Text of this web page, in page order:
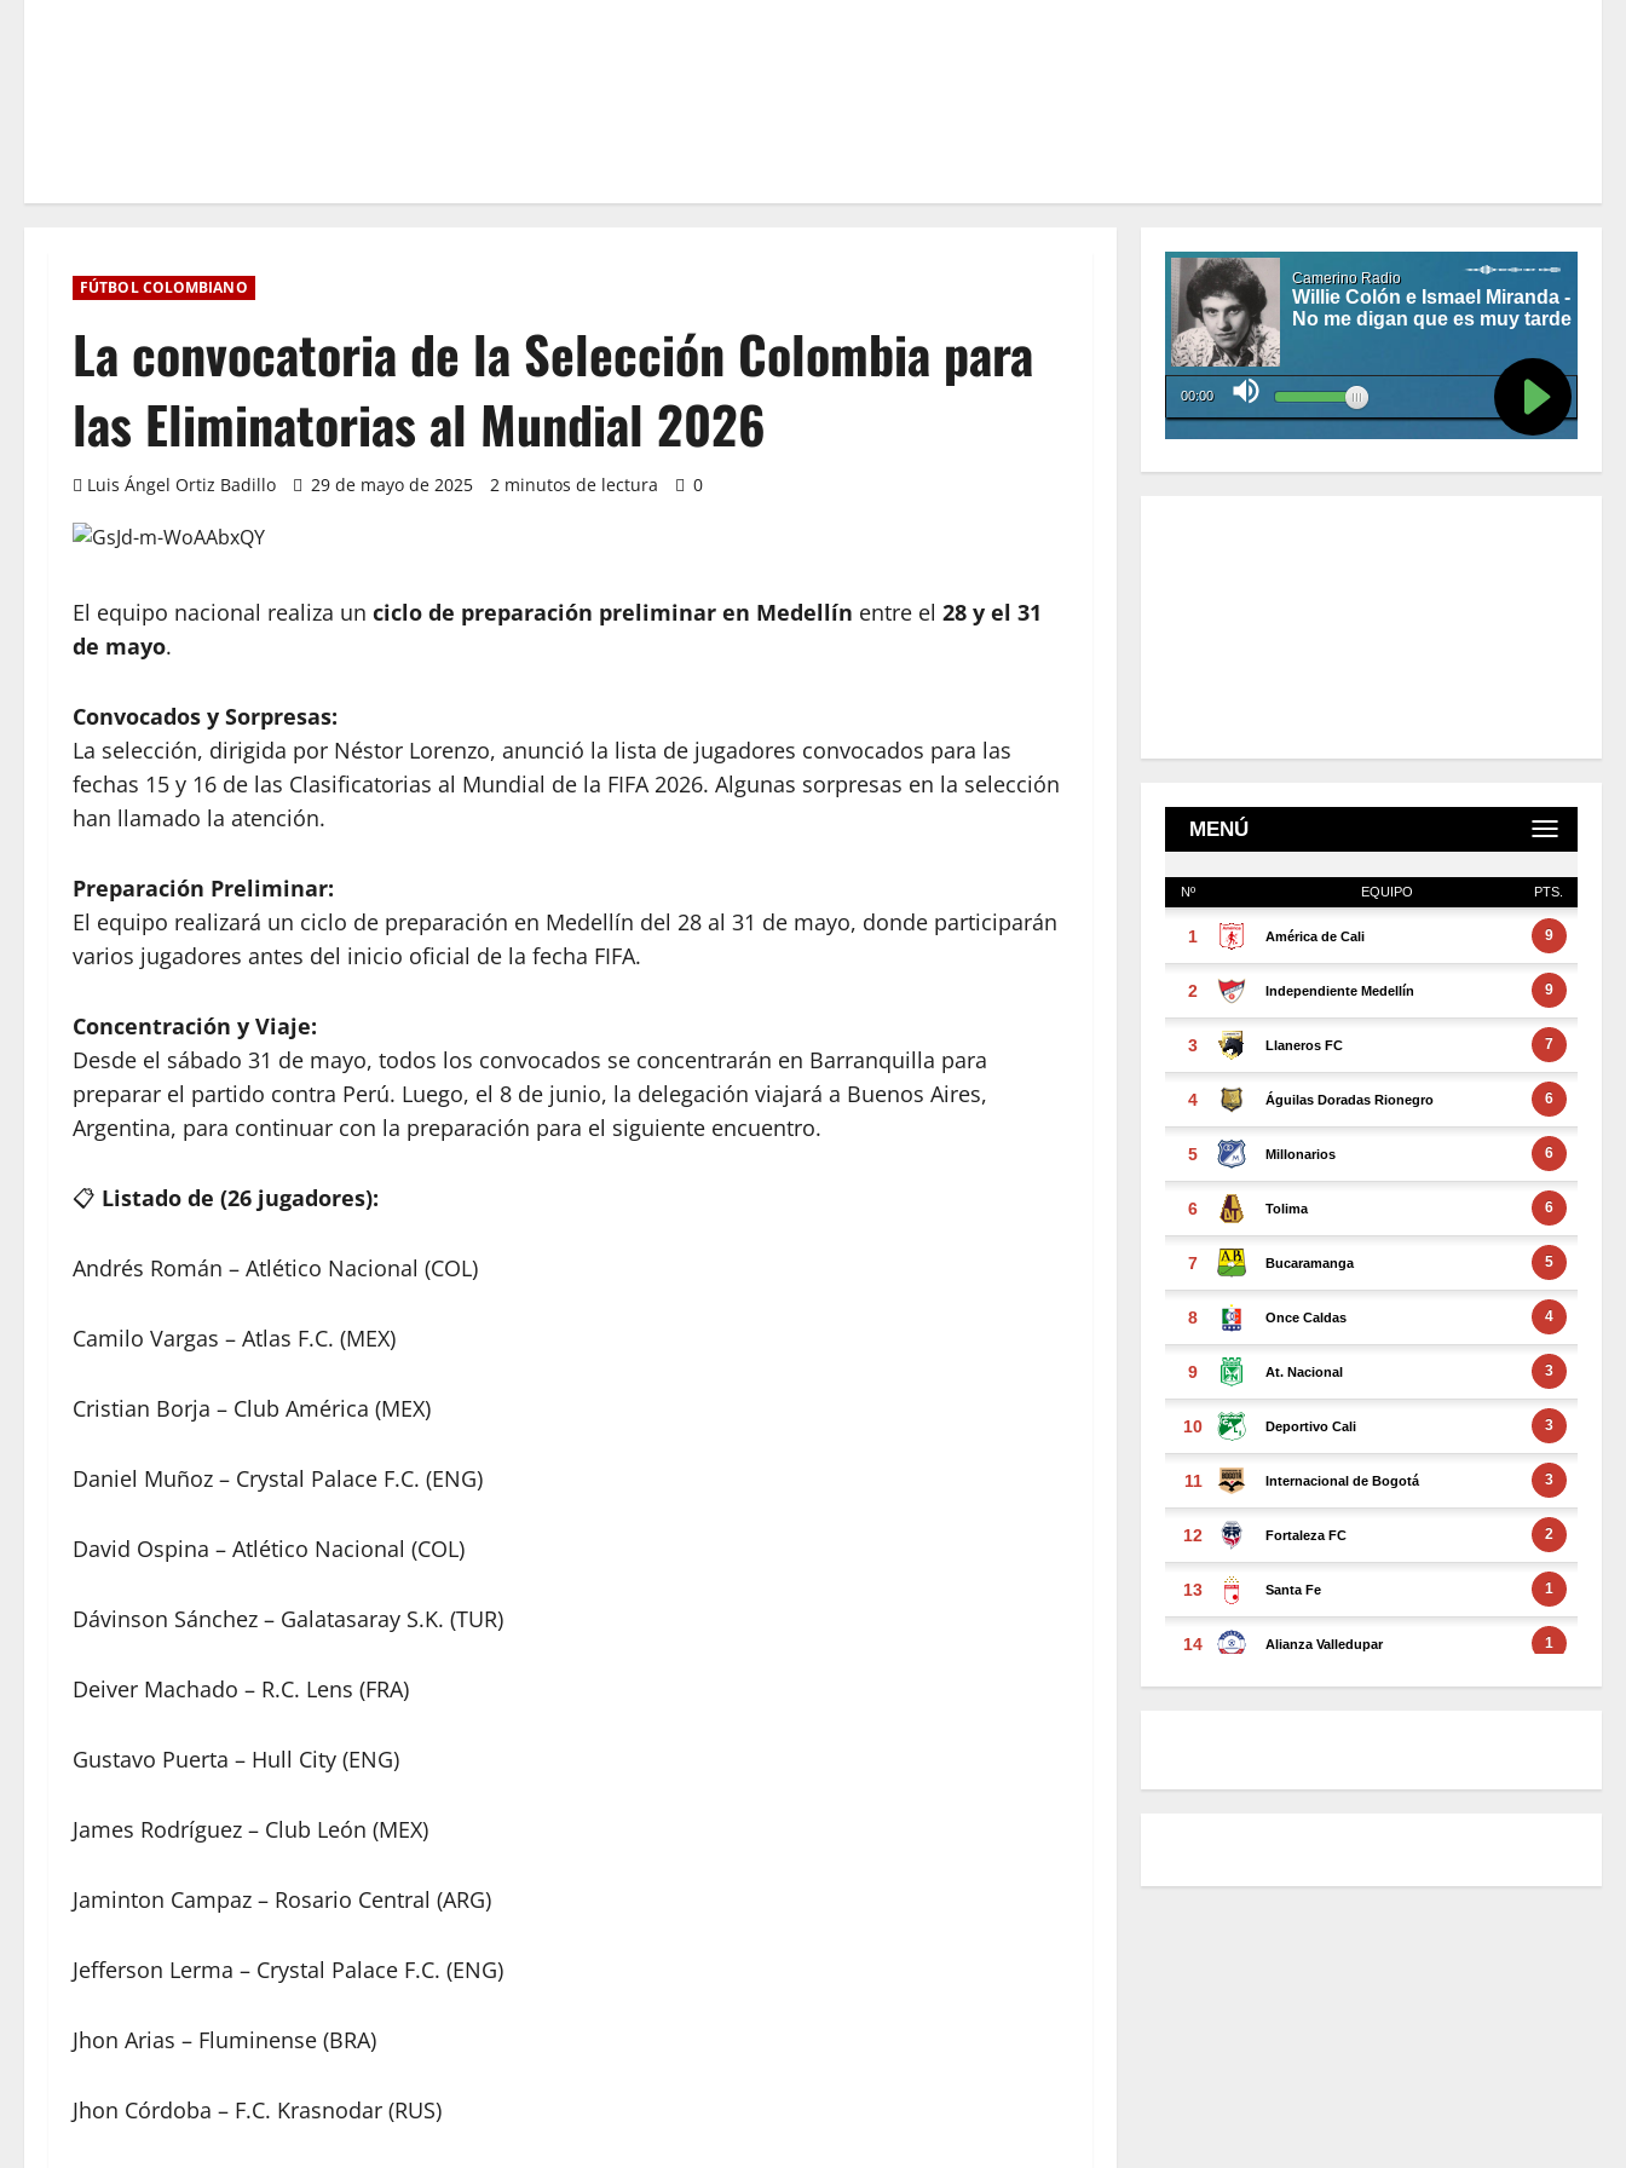
FÚTBOL COLOMBIANO
La convocatoria de la Selección Colombia para
las Eliminatorias al Mundial 2026
Luis Ángel Ortiz Badillo 29 de mayo de 2025 2 minutos de lectura 0
El equipo nacional realiza un ciclo de preparación preliminar en Medellín entre el 28 y el 31
de mayo.
Convocados y Sorpresas:
La selección, dirigida por Néstor Lorenzo, anunció la lista de jugadores convocados para las
fechas 15 y 16 de las Clasificatorias al Mundial de la FIFA 2026. Algunas sorpresas en la selección
han llamado la atención.
Preparación Preliminar:
El equipo realizará un ciclo de preparación en Medellín del 28 al 31 de mayo, donde participarán
varios jugadores antes del inicio oficial de la fecha FIFA.
Concentración y Viaje:
Desde el sábado 31 de mayo, todos los convocados se concentrarán en Barranquilla para
preparar el partido contra Perú. Luego, el 8 de junio, la delegación viajará a Buenos Aires,
Argentina, para continuar con la preparación para el siguiente encuentro.
📋 Listado de (26 jugadores):
Andrés Román – Atlético Nacional (COL)
Camilo Vargas – Atlas F.C. (MEX)
Cristian Borja – Club América (MEX)
Daniel Muñoz – Crystal Palace F.C. (ENG)
David Ospina – Atlético Nacional (COL)
Dávinson Sánchez – Galatasaray S.K. (TUR)
Deiver Machado – R.C. Lens (FRA)
Gustavo Puerta – Hull City (ENG)
James Rodríguez – Club León (MEX)
Jaminton Campaz – Rosario Central (ARG)
Jefferson Lerma – Crystal Palace F.C. (ENG)
Jhon Arias – Fluminense (BRA)
Jhon Córdoba – F.C. Krasnodar (RUS)